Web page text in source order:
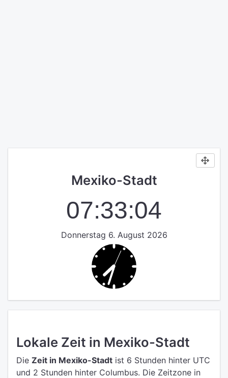
Mexiko-Stadt
07:33:04
Donnerstag 6. August 2026
Lokale Zeit in Mexiko-Stadt
Die Zeit in Mexiko-Stadt ist 6 Stunden hinter UTC
und 2 Stunden hinter Columbus. Die Zeitzone in